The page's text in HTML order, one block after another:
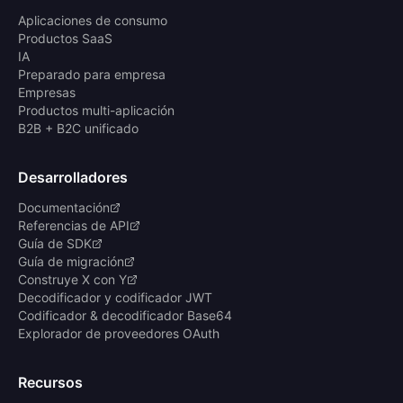
Aplicaciones de consumo
Productos SaaS
IA
Preparado para empresa
Empresas
Productos multi-aplicación
B2B + B2C unificado
Desarrolladores
Documentación
Referencias de API
Guía de SDK
Guía de migración
Construye X con Y
Decodificador y codificador JWT
Codificador & decodificador Base64
Explorador de proveedores OAuth
Recursos